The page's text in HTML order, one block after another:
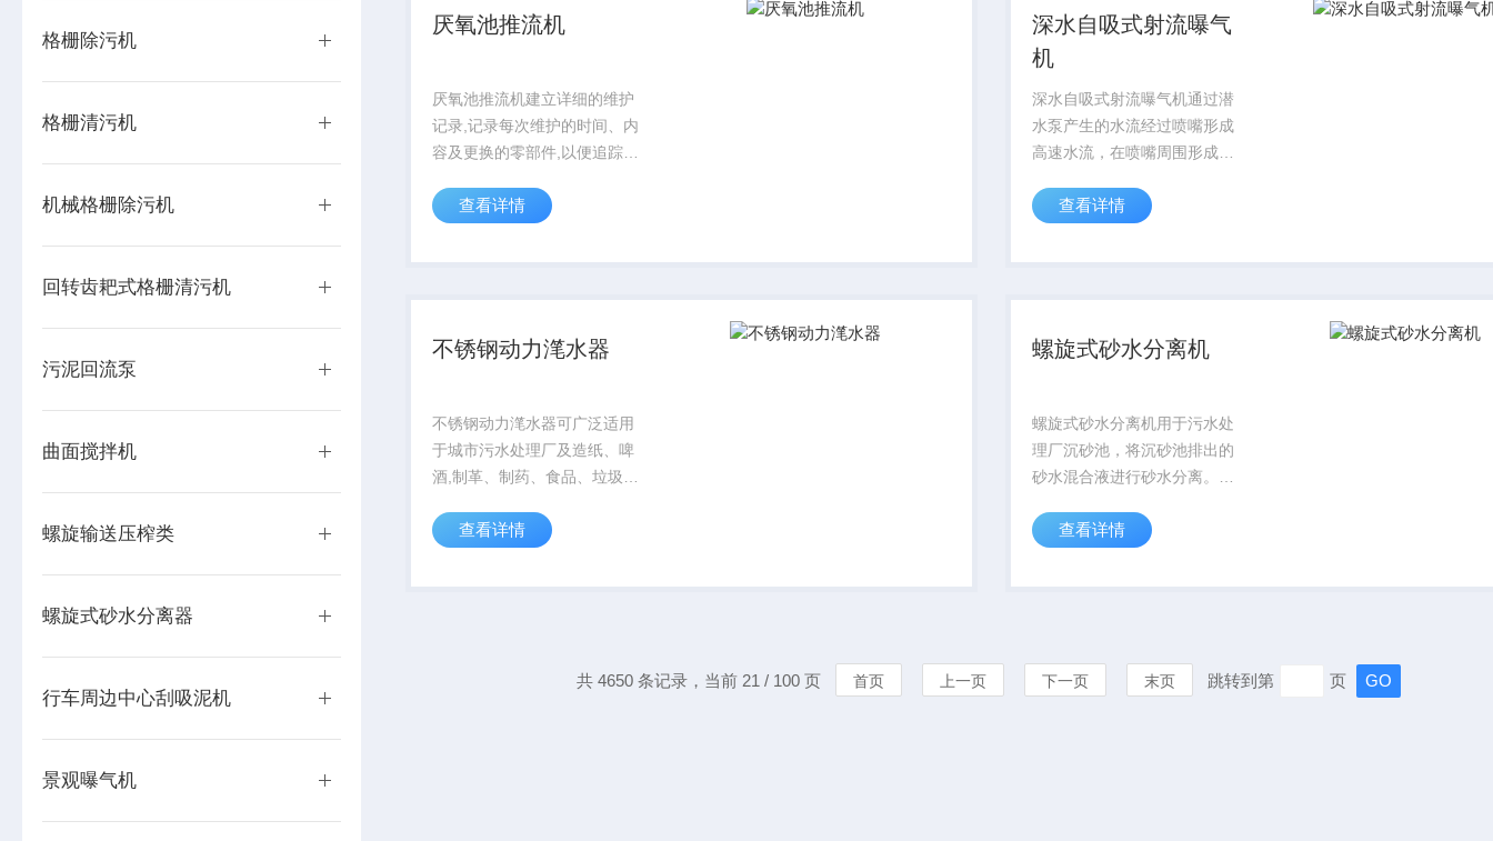
格栅除污机
格栅清污机
机械格栅除污机
回转齿耙式格栅清污机
污泥回流泵
曲面搅拌机
螺旋输送压榨类
螺旋式砂水分离器
行车周边中心刮吸泥机
景观曝气机
厌氧池推流机
厌氧池推流机建立详细的维护
记录,记录每次维护的时间、内
容及更换的零部件,以便追踪设
后续的维护保养提供数据支
工作,潜水搅拌机将始终保持
查看详情
深水自吸式射流曝气
机
深水自吸式射流曝气机通过潜
水泵产生的水流经过喷嘴形成
高速水流，在喷嘴周围形成负
混合，在喇叭形的扩散管内产
出，夹带许多气泡的水流在较
查看详情
不锈钢动力滗水器
不锈钢动力滗水器可广泛适用
于城市污水处理厂及造纸、啤
酒,制革、制药、食品、垃圾处
查看详情
螺旋式砂水分离机
螺旋式砂水分离机用于污水处
理厂沉砂池，将沉砂池排出的
砂水混合液进行砂水分离。主
的砂水混合物进行砂水分离，
查看详情
共 4650 条记录，当前 21 / 100 页 首页 上一页 下一页 末页 跳转到第 页